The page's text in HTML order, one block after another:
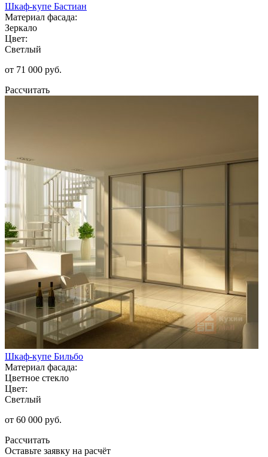
Шкаф-купе Бастиан
Материал фасада:
Зеркало
Цвет:
Светлый
от 71 000 руб.
Рассчитать
Шкаф-купе Бильбо
Материал фасада:
Цветное стекло
Цвет:
Светлый
от 60 000 руб.
Рассчитать
Оставьте заявку на расчёт